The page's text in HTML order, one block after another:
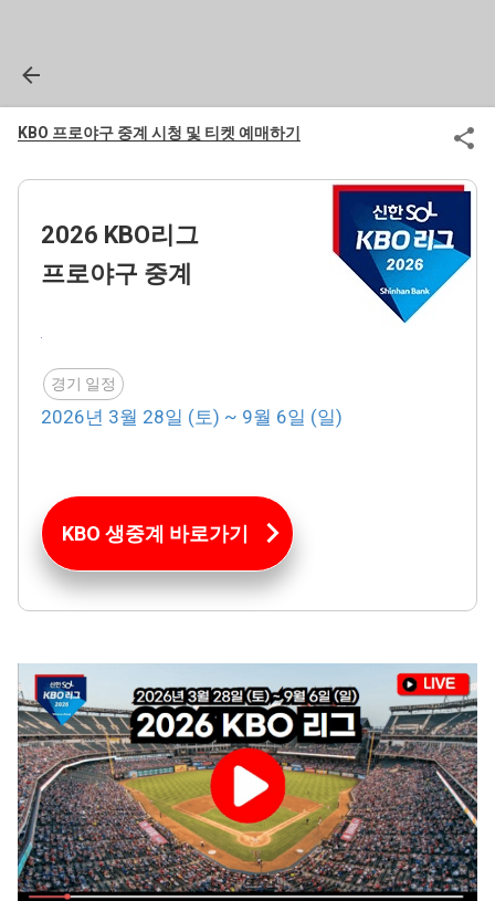
KBO 프로야구 중계 시청 및 티켓 예매하기
2026 KBO리그
프로야구 중계
경기 일정
2026년 3월 28일 (토) ~ 9월 6일 (일)
KBO 생중계 바로가기